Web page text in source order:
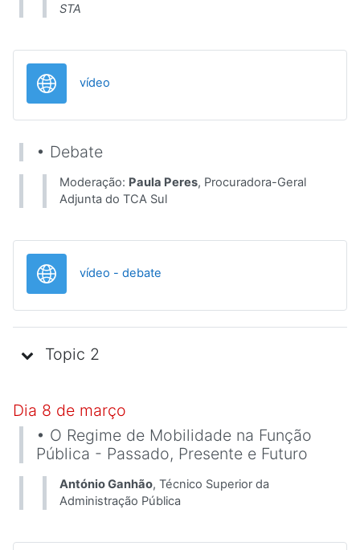
STA
vídeo
• Debate
Moderação: Paula Peres, Procuradora-Geral
Adjunta do TCA Sul
vídeo - debate
Topic 2
Dia 8 de março
• O Regime de Mobilidade na Função
Pública - Passado, Presente e Futuro
António Ganhão, Técnico Superior da
Administração Pública